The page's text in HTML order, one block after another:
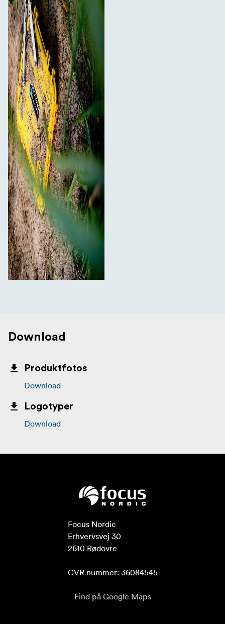
Download
Produktfotos
Download
Logotyper
Download
Focus Nordic
Erhvervsvej 30
2610 Rødovre
CVR nummer: 36084545
Find på Google Maps